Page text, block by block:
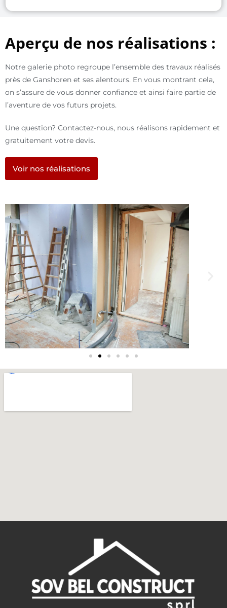
Aperçu de nos réalisations :
Notre galerie photo regroupe l’ensemble des travaux réalisés
près de Ganshoren et ses alentours. En vous montrant cela,
on s’assure de vous donner confiance et ainsi faire partie de
l’aventure de vos futurs projets.
Une question? Contactez-nous, nous réalisons rapidement et
gratuitement votre devis.
Voir nos réalisations